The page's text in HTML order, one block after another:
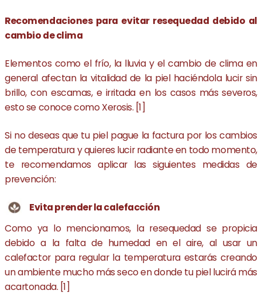
Recomendaciones para evitar resequedad debido al
cambio de clima
Elementos como el frío, la lluvia y el cambio de clima en
general afectan la vitalidad de la piel haciéndola lucir sin
brillo, con escamas, e irritada en los casos más severos,
esto se conoce como Xerosis. [1]
Si no deseas que tu piel pague la factura por los cambios
de temperatura y quieres lucir radiante en todo momento,
te recomendamos aplicar las siguientes medidas de
prevención:
Evita prender la calefacción
Como ya lo mencionamos, la resequedad se propicia
debido a la falta de humedad en el aire, al usar un
calefactor para regular la temperatura estarás creando
un ambiente mucho más seco en donde tu piel lucirá más
acartonada. [1]